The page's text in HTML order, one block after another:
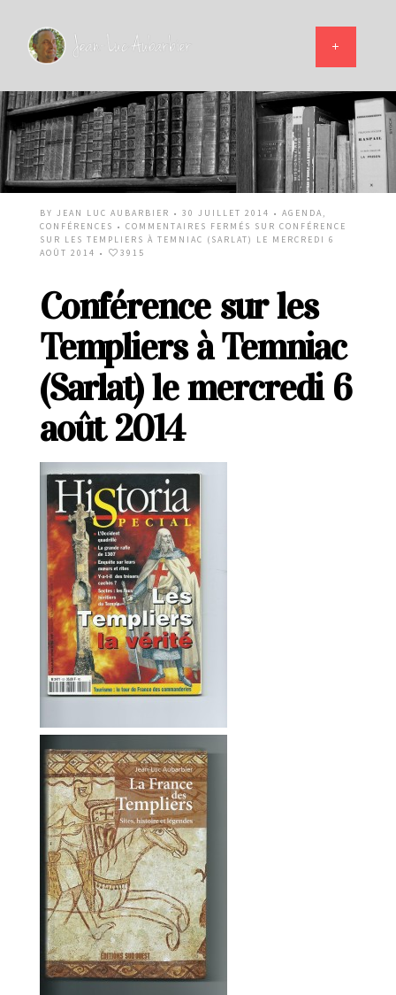
BY JEAN LUC AUBARBIER • 30 JUILLET 2014 • AGENDA,
CONFÉRENCES • COMMENTAIRES FERMÉS SUR CONFÉRENCE
SUR LES TEMPLIERS À TEMNIAC (SARLAT) LE MERCREDI 6
AOÛT 2014 • 3915
Conférence sur les
Templiers à Temniac
(Sarlat) le mercredi 6
août 2014